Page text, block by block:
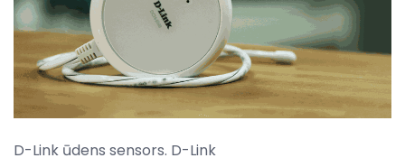
D-Link ūdens sensors. D-Link